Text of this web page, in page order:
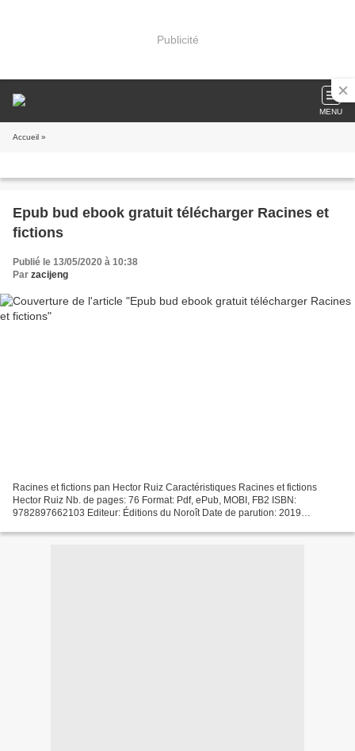
Publicité
MENU
Accueil »
Epub bud ebook gratuit télécharger Racines et
fictions
Publié le 13/05/2020 à 10:38
Par zacijeng
Racines et fictions pan Hector Ruiz Caractéristiques Racines et fictions
Hector Ruiz Nb. de pages: 76 Format: Pdf, ePub, MOBI, FB2 ISBN:
9782897662103 Editeur: Éditions du Noroît Date de parution: 2019